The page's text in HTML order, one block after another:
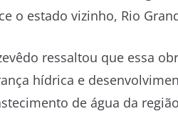
o estado vizinho, Rio
ressaltou que essa
hídrica e
de água da